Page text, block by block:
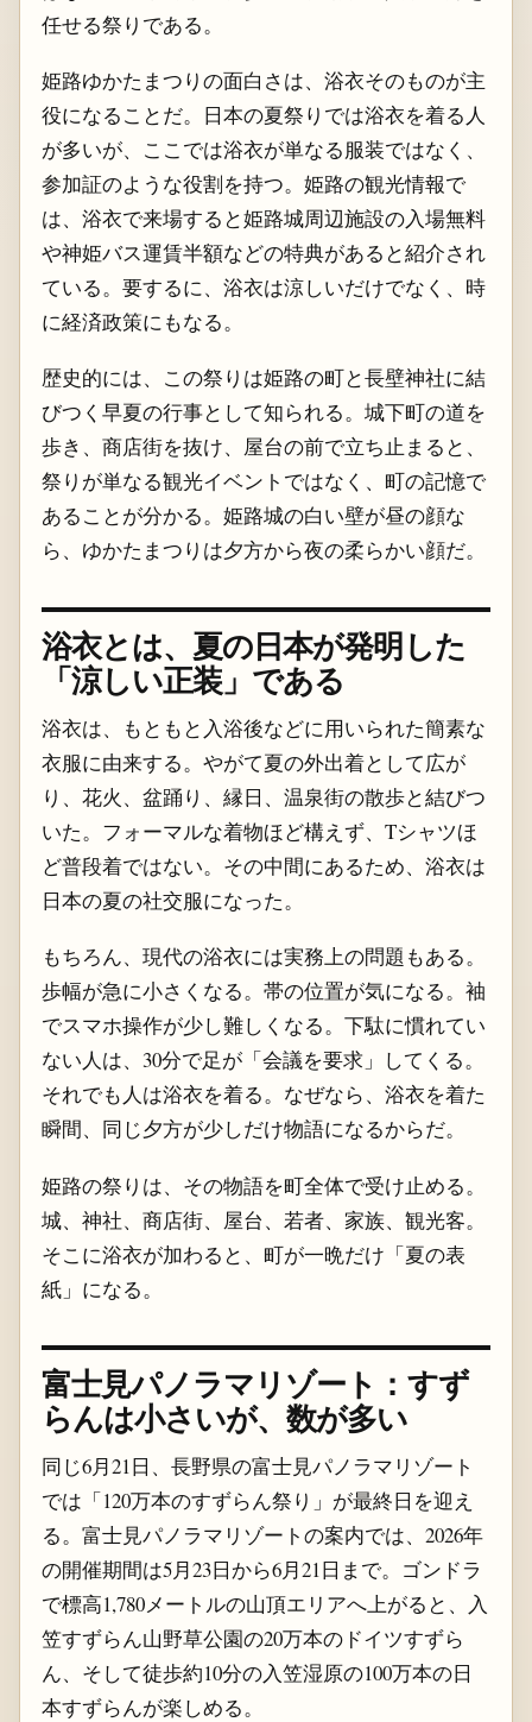
任せる祭りである。
姫路ゆかたまつりの面白さは、浴衣そのものが主
役になることだ。日本の夏祭りでは浴衣を着る人
が多いが、ここでは浴衣が単なる服装ではなく、
参加証のような役割を持つ。姫路の観光情報で
は、浴衣で来場すると姫路城周辺施設の入場無料
や神姫バス運賃半額などの特典があると紹介され
ている。要するに、浴衣は涼しいだけでなく、時
に経済政策にもなる。
歴史的には、この祭りは姫路の町と長壁神社に結
びつく早夏の行事として知られる。城下町の道を
歩き、商店街を抜け、屋台の前で立ち止まると、
祭りが単なる観光イベントではなく、町の記憶で
あることが分かる。姫路城の白い壁が昼の顔な
ら、ゆかたまつりは夕方から夜の柔らかい顔だ。
浴衣とは、夏の日本が発明した
「涼しい正装」である
浴衣は、もともと入浴後などに用いられた簡素な
衣服に由来する。やがて夏の外出着として広が
り、花火、盆踊り、縁日、温泉街の散歩と結びつ
いた。フォーマルな着物ほど構えず、Tシャツほ
ど普段着ではない。その中間にあるため、浴衣は
日本の夏の社交服になった。
もちろん、現代の浴衣には実務上の問題もある。
歩幅が急に小さくなる。帯の位置が気になる。袖
でスマホ操作が少し難しくなる。下駄に慣れてい
ない人は、30分で足が「会議を要求」してくる。
それでも人は浴衣を着る。なぜなら、浴衣を着た
瞬間、同じ夕方が少しだけ物語になるからだ。
姫路の祭りは、その物語を町全体で受け止める。
城、神社、商店街、屋台、若者、家族、観光客。
そこに浴衣が加わると、町が一晩だけ「夏の表
紙」になる。
富士見パノラマリゾート：すず
らんは小さいが、数が多い
同じ6月21日、長野県の富士見パノラマリゾート
では「120万本のすずらん祭り」が最終日を迎え
る。富士見パノラマリゾートの案内では、2026年
の開催期間は5月23日から6月21日まで。ゴンドラ
で標高1,780メートルの山頂エリアへ上がると、入
笠すずらん山野草公園の20万本のドイツすずら
ん、そして徒歩約10分の入笠湿原の100万本の日
本すずらんが楽しめる。